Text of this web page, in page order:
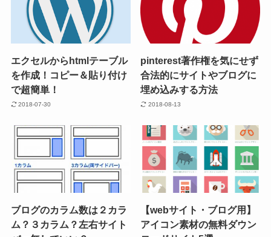
エクセルからhtmlテーブル
を作成！コピー＆貼り付け
で超簡単！
2018-07-30
pinterest著作権を気にせず
合法的にサイトやブログに
埋め込みする方法
2018-08-13
ブログのカラム数は２カラ
ム？３カラム？左右サイト
【webサイト・ブログ用】
アイコン素材の無料ダウン